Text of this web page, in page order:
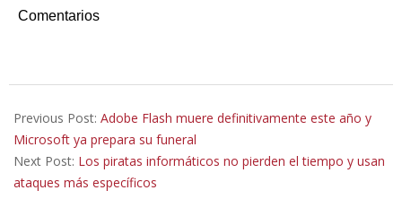
Comentarios
10-
29
Previous Post: Adobe Flash muere definitivamente este año y
Microsoft ya prepara su funeral
Next Post: Los piratas informáticos no pierden el tiempo y usan
ataques más específicos